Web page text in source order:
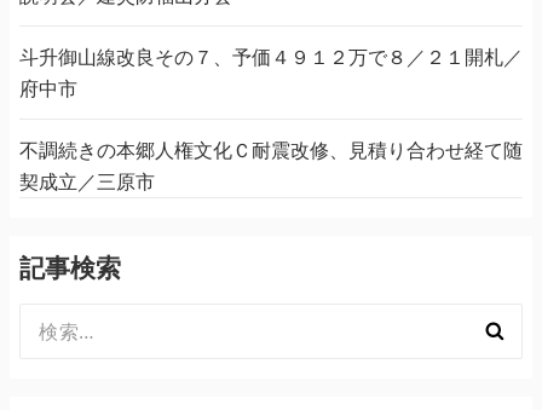
斗升御山線改良その７、予価４９１２万で８／２１開札／
府中市
不調続きの本郷人権文化Ｃ耐震改修、見積り合わせ経て随
契成立／三原市
記事検索
索: